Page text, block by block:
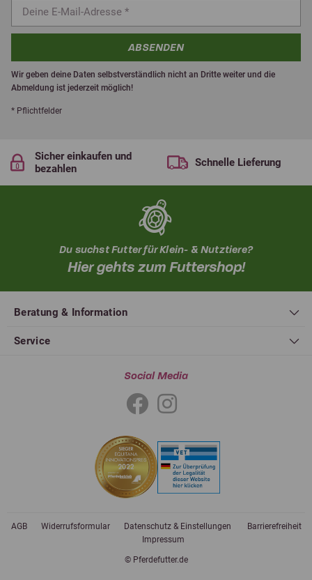
ABSENDEN
Wir geben deine Daten selbstverständlich nicht an Dritte weiter und die
Abmeldung ist jederzeit möglich!
* Pflichtfelder
Sicher einkaufen und
bezahlen
Schnelle Lieferung
Du suchst Futter für Klein- & Nutztiere?
Hier gehts zum Futtershop!
Beratung & Information
Service
Social Media
© Pferdefutter.de
AGB Widerrufsformular Datenschutz & Einstellungen
Barrierefreiheit
Impressum